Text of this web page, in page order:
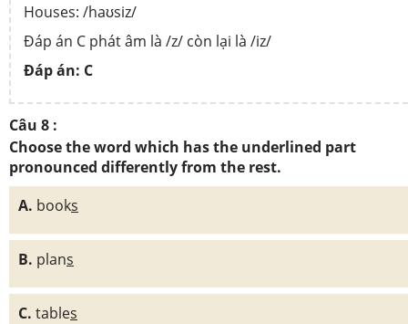
Houses: /haʊsiz/
Đáp án C phát âm là /z/ còn lại là /iz/
Đáp án: C
Câu 8 :
Choose the word which has the underlined part
pronounced differently from the rest.
A. books
B. plans
C. tables